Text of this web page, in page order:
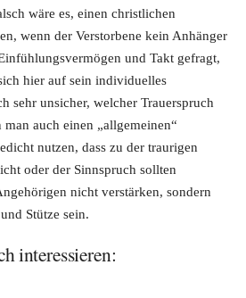
wäre es, einen christlichen
wenn der Verstorbene kein Anhänger
und Takt gefragt,
hier auf sein individuelles
sehr unsicher, welcher Trauerspruch
man auch einen „allgemeinen“
nutzen, dass zu der traurigen
oder der Sinnspruch sollten
nicht verstärken, sondern
Stütze sein.
interessieren: